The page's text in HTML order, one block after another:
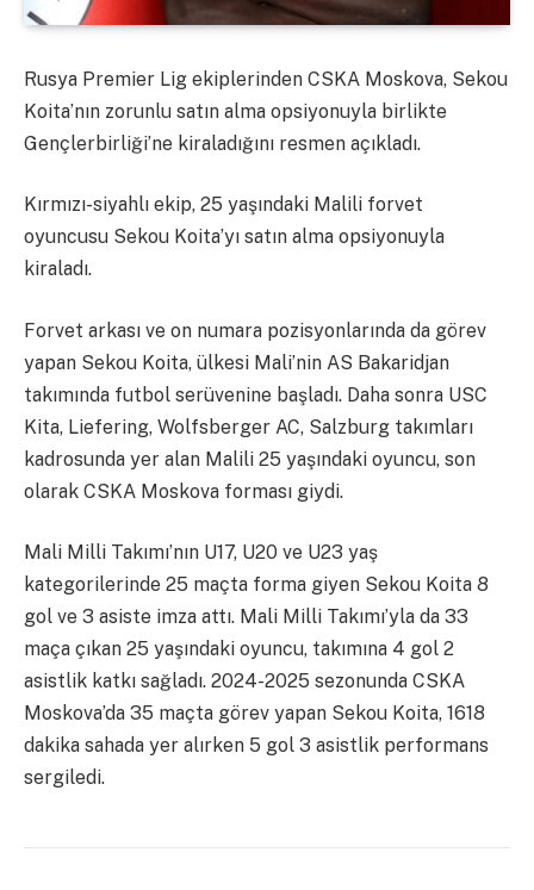
Rusya Premier Lig ekiplerinden CSKA Moskova, Sekou
Koita’nın zorunlu satın alma opsiyonuyla birlikte
Gençlerbirliği’ne kiraladığını resmen açıkladı.
Kırmızı-siyahlı ekip, 25 yaşındaki Malili forvet
oyuncusu Sekou Koita’yı satın alma opsiyonuyla
kiraladı.
Forvet arkası ve on numara pozisyonlarında da görev
yapan Sekou Koita, ülkesi Mali’nin AS Bakaridjan
takımında futbol serüvenine başladı. Daha sonra USC
Kita, Liefering, Wolfsberger AC, Salzburg takımları
kadrosunda yer alan Malili 25 yaşındaki oyuncu, son
olarak CSKA Moskova forması giydi.
Mali Milli Takımı’nın U17, U20 ve U23 yaş
kategorilerinde 25 maçta forma giyen Sekou Koita 8
gol ve 3 asiste imza attı. Mali Milli Takımı’yla da 33
maça çıkan 25 yaşındaki oyuncu, takımına 4 gol 2
asistlik katkı sağladı. 2024-2025 sezonunda CSKA
Moskova’da 35 maçta görev yapan Sekou Koita, 1618
dakika sahada yer alırken 5 gol 3 asistlik performans
sergiledi.